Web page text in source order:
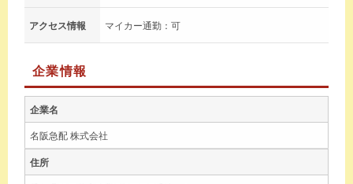
アクセス情報 マイカー通勤：可
企業情報
企業名
名阪急配 株式会社
住所